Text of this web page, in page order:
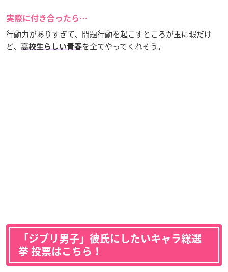
実際に付き合ったら…
行動力がありすぎて、問題行動を起こすところが玉に瑕だけ
ど、
高校生らしい青春を全てやってくれそう。
「ジブリ男子」彼氏にしたいキャラ総選
挙 投票はこちら！